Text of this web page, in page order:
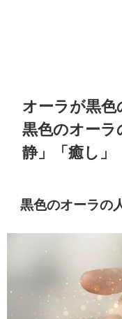
オーラが黒色
黒色のオーラ
静」「癒し」
黒色のオーラの